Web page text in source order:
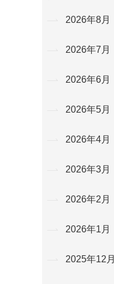
2026年8月
2026年7月
2026年6月
2026年5月
2026年4月
2026年3月
2026年2月
2026年1月
2025年12月